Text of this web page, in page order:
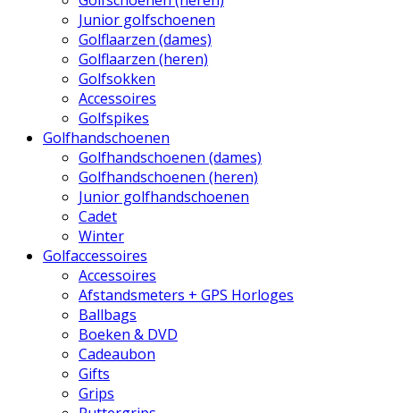
Junior golfschoenen
Golflaarzen (dames)
Golflaarzen (heren)
Golfsokken
Accessoires
Golfspikes
Golfhandschoenen
Golfhandschoenen (dames)
Golfhandschoenen (heren)
Junior golfhandschoenen
Cadet
Winter
Golfaccessoires
Accessoires
Afstandsmeters + GPS Horloges
Ballbags
Boeken & DVD
Cadeaubon
Gifts
Grips